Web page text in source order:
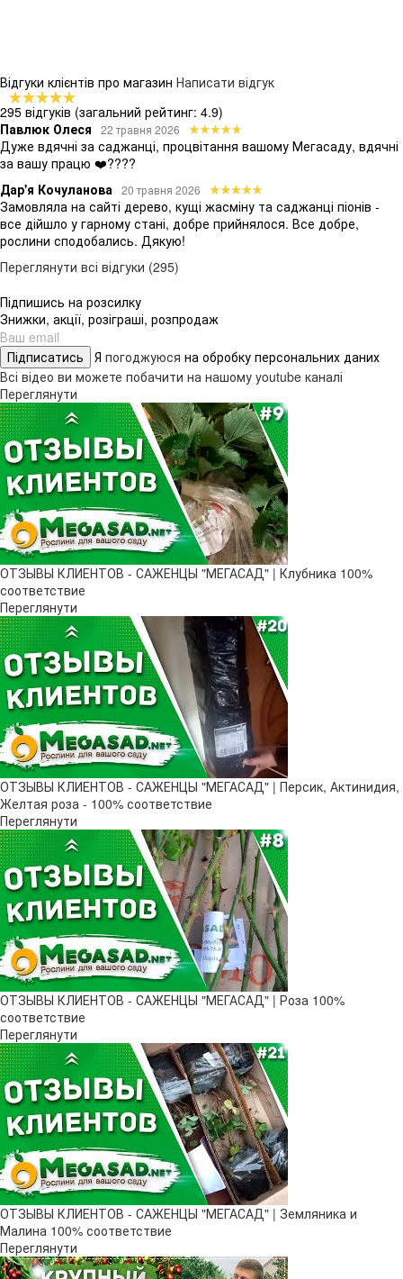
Відгуки клієнтів про магазин Написати відгук
295 відгуків (загальний рейтинг: 4.9)
Павлюк Олеся
22 травня 2026
Дуже вдячні за саджанці, процвітання вашому Мегасаду, вдячні
за вашу працю ❤️????
Дар'я Кочуланова
20 травня 2026
Замовляла на сайті дерево, кущі жасміну та саджанці піонів -
все дійшло у гарному стані, добре прийнялося. Все добре,
рослини сподобались. Дякую!
Переглянути всі відгуки (295)
Підпишись на розсилку
Знижки, акції, розіграші, розпродаж
Підписатись Я погоджуюся на обробку персональних даних
Всі відео ви можете побачити на нашому youtube каналі
Переглянути
ОТЗЫВЫ КЛИЕНТОВ - САЖЕНЦЫ "МЕГАСАД" | Клубника 100%
соответствие
Переглянути
ОТЗЫВЫ КЛИЕНТОВ - САЖЕНЦЫ "МЕГАСАД" | Персик, Актинидия,
Желтая роза - 100% соответствие
Переглянути
ОТЗЫВЫ КЛИЕНТОВ - САЖЕНЦЫ "МЕГАСАД" | Роза 100%
соответствие
Переглянути
ОТЗЫВЫ КЛИЕНТОВ - САЖЕНЦЫ "МЕГАСАД" | Земляника и
Малина 100% соответствие
Переглянути